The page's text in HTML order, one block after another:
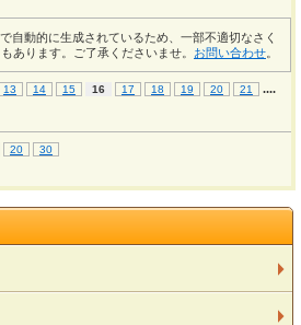
自動的に生成されているため、一部不適切なさく
あります。ご了承くださいませ。 お問い合わせ
13 14 15 16 17 18 19 20 21 ....
20 30